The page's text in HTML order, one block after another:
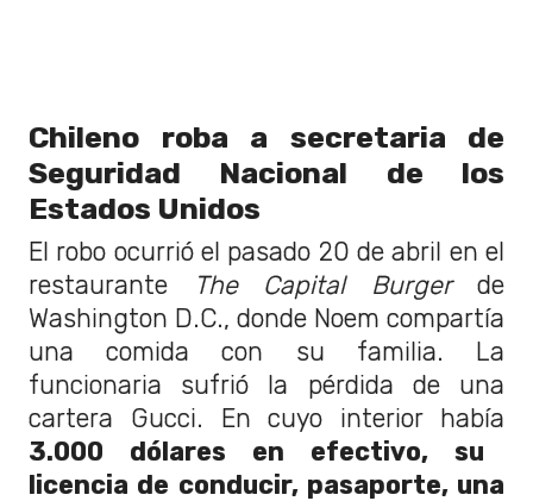
Chileno roba a secretaria de
Seguridad Nacional de los
Estados Unidos
El robo ocurrió el pasado 20 de abril en el
restaurante
The Capital Burgerde
Washington D.C., donde Noem compartía
una comida con su familia. La
funcionaria sufrió la pérdida de una
cartera Gucci. En cuyo interior había
3.000 dólares en efectivo, su
licencia de conducir, pasaporte, una